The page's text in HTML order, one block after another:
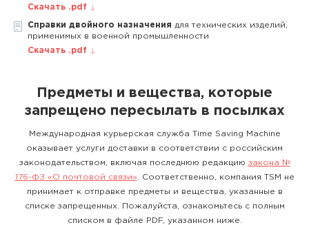
Скачать .pdf
Справки двойного назначения для технических изделий,
применимых в военной промышленности
Скачать .pdf
Предметы и вещества, которые
запрещено пересылать в посылках
Международная курьерская служба Time Saving Machine
оказывает услуги доставки в соответствии с российским
законодательством, включая последнюю редакцию закона №
176-ФЗ «О почтовой связи» . Соответственно, компания TSM не
принимает к отправке предметы и вещества, указанные в
списке запрещенных. Пожалуйста, ознакомьтесь с полным
списком в файле PDF, указанном ниже.